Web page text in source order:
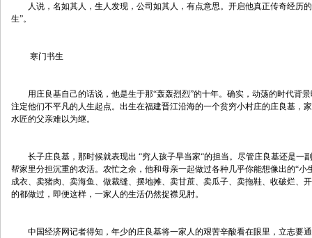
人说，名如其人，生人发现，公司如其人，有点意思。开启他真正传奇经历
生”。
寒门书生
用庄良基自己的话说，他是生于那“轰轰烈烈”的十年。确实，动荡的时代背
注定他们不平凡的人生起点。出生在福建晋江沿海的一个贫穷小村庄的庄良基，
水匠的父亲难以为继。
长子庄良基，那时候就表现出 “穷人孩子早当家“的担当。尽管庄良基还是一
帮家里分担沉重的农活。农忙之余，他和母亲一起做过各种几乎你能想像出的“小
成衣、卖猪肉、卖海鱼、做裁缝、摆地摊、卖甘蔗、卖瓜子、卖拖鞋、收破烂
的都做过，即便这样，一家人的生活仍然捉襟见肘。
中国经济网记者得知，年少的庄良基将一家人的艰苦辛酸看在眼里，立志要